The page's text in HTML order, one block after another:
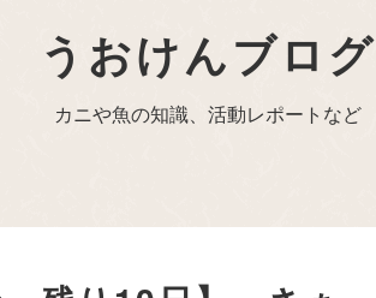
うおけんブログ
カニや魚の知識、活動レポートなど